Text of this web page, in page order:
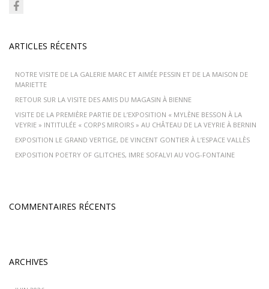
ARTICLES RÉCENTS
NOTRE VISITE DE LA GALERIE MARC ET AIMÉE PESSIN ET DE LA MAISON DE
MARIETTE
RETOUR SUR LA VISITE DES AMIS DU MAGASIN À BIENNE
VISITE DE LA PREMIÈRE PARTIE DE L’EXPOSITION « MYLÈNE BESSON À LA
VEYRIE » INTITULÉE « CORPS MIROIRS » AU CHÂTEAU DE LA VEYRIE À BERNIN
EXPOSITION LE GRAND VERTIGE, DE VINCENT GONTIER À L’ESPACE VALLÈS
EXPOSITION POETRY OF GLITCHES, IMRE SOFALVI AU VOG-FONTAINE
COMMENTAIRES RÉCENTS
ARCHIVES